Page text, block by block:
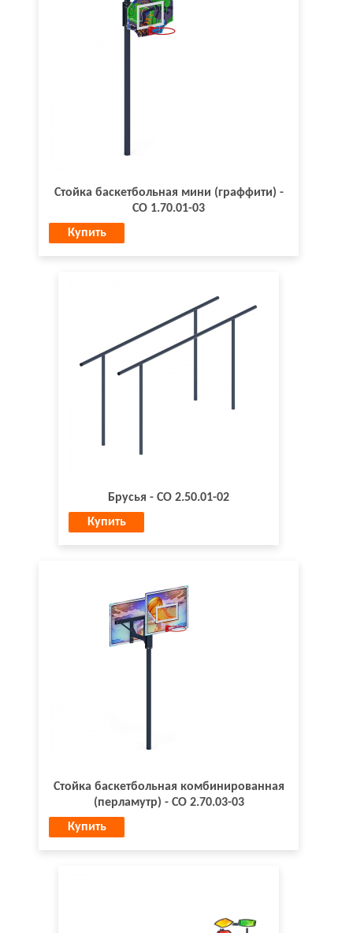
Стойка баскетбольная мини (граффити) -
СО 1.70.01-03
Купить
Брусья - СО 2.50.01-02
Купить
Стойка баскетбольная комбинированная
(перламутр) - СО 2.70.03-03
Купить